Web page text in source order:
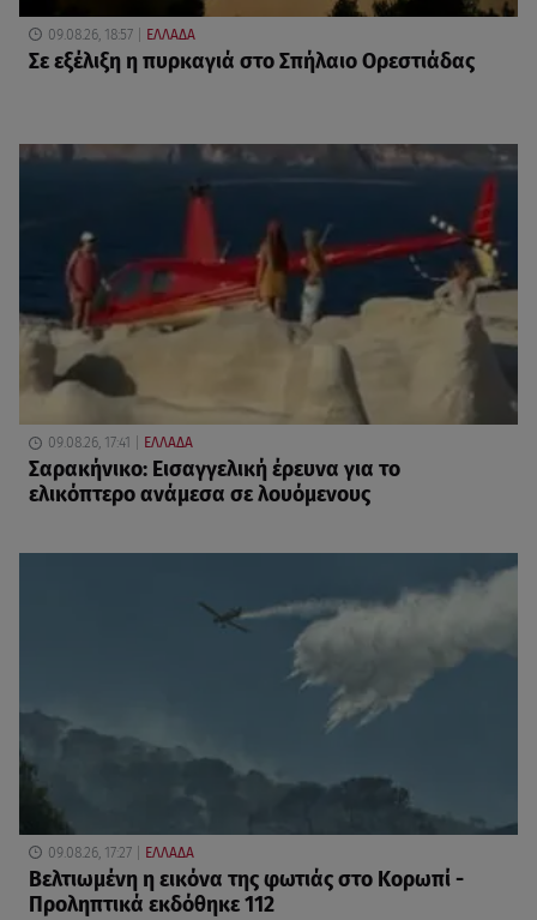
09.08.26, 18:57 ΕΛΛΑΔΑ
Σε εξέλιξη η πυρκαγιά στο Σπήλαιο Ορεστιάδας
09.08.26, 17:41 ΕΛΛΑΔΑ
Σαρακήνικο: Εισαγγελική έρευνα για το
ελικόπτερο ανάμεσα σε λουόμενους
09.08.26, 17:27 ΕΛΛΑΔΑ
Βελτιωμένη η εικόνα της φωτιάς στο Κορωπί -
Προληπτικά εκδόθηκε 112